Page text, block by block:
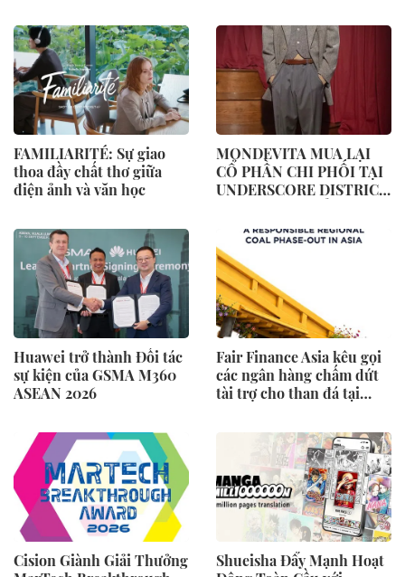
Đầu Tiên tại Việt Nam
FAMILIARITÉ: Sự giao
thoa đầy chất thơ giữa
điện ảnh và văn học
MONDEVITA MUA LẠI
CỔ PHẦN CHI PHỐI TẠI
UNDERSCORE DISTRICT,
MAGLIANO, ĐÁNH DẤU
BƯỚC THỨ HAI TRONG
QUÁ TRÌNH XÂY DỰNG
NỀN TẢNG THƯƠNG
HIỆU CAO CẤP MỚI CỦA
Ý.
Huawei trở thành Đối tác
sự kiện của GSMA M360
ASEAN 2026
Fair Finance Asia kêu gọi
các ngân hàng chấm dứt
tài trợ cho than đá tại
biện pháp bảo vệ xã hội
Cision Giành Giải Thưởng
Shueisha Đẩy Mạnh Hoạt